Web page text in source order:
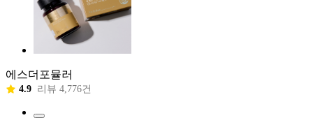
에스더포뮬러
4.9 리뷰 4,776건